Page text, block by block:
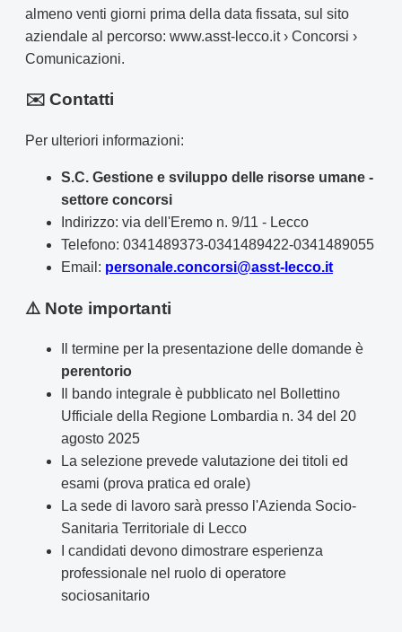
almeno venti giorni prima della data fissata, sul sito
aziendale al percorso: www.asst-lecco.it › Concorsi ›
Comunicazioni.
✉️ Contatti
Per ulteriori informazioni:
S.C. Gestione e sviluppo delle risorse umane -
settore concorsi
Indirizzo: via dell'Eremo n. 9/11 - Lecco
Telefono: 0341489373-0341489422-0341489055
Email: personale.concorsi@asst-lecco.it
⚠️ Note importanti
Il termine per la presentazione delle domande è
perentorio
Il bando integrale è pubblicato nel Bollettino
Ufficiale della Regione Lombardia n. 34 del 20
agosto 2025
La selezione prevede valutazione dei titoli ed
esami (prova pratica ed orale)
La sede di lavoro sarà presso l'Azienda Socio-
Sanitaria Territoriale di Lecco
I candidati devono dimostrare esperienza
professionale nel ruolo di operatore
sociosanitario